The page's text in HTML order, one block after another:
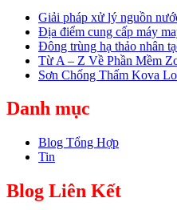
Giải pháp xử lý nguồn
Địa điểm cung cấp máy
Đông trùng hạ thảo nhân
Từ A – Z Về Phần Mềm
Sơn Chống Thấm Kova
Danh mục
Blog Tổng Hợp
Tin
Blog Liên Kết